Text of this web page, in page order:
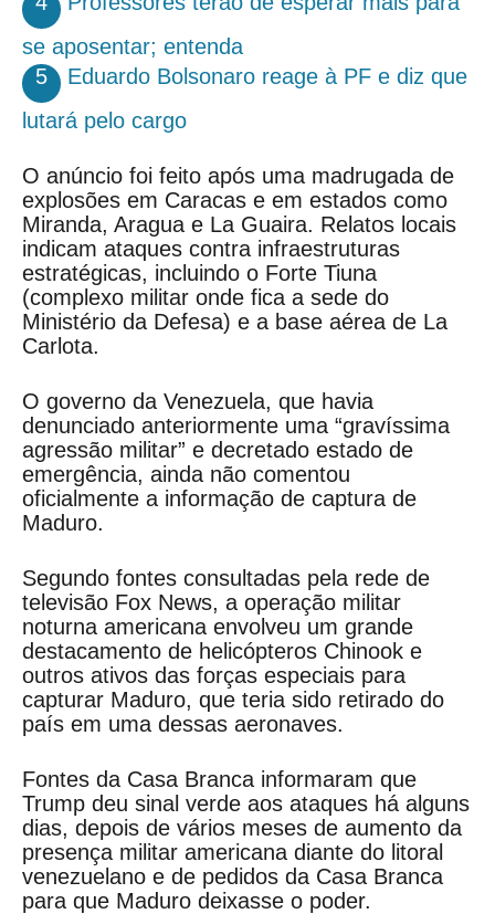
se aposentar; entenda
5
Eduardo Bolsonaro reage à PF e diz que
lutará pelo cargo
O anúncio foi feito após uma madrugada de
explosões em Caracas e em estados como
Miranda, Aragua e La Guaira. Relatos locais
indicam ataques contra infraestruturas
estratégicas, incluindo o Forte Tiuna
(complexo militar onde fica a sede do
Ministério da Defesa) e a base aérea de La
Carlota.
O governo da Venezuela, que havia
denunciado anteriormente uma “gravíssima
agressão militar” e decretado estado de
emergência, ainda não comentou
oficialmente a informação de captura de
Maduro.
Segundo fontes consultadas pela rede de
televisão Fox News, a operação militar
noturna americana envolveu um grande
destacamento de helicópteros Chinook e
outros ativos das forças especiais para
capturar Maduro, que teria sido retirado do
país em uma dessas aeronaves.
Fontes da Casa Branca informaram que
Trump deu sinal verde aos ataques há alguns
dias, depois de vários meses de aumento da
presença militar americana diante do litoral
venezuelano e de pedidos da Casa Branca
para que Maduro deixasse o poder.